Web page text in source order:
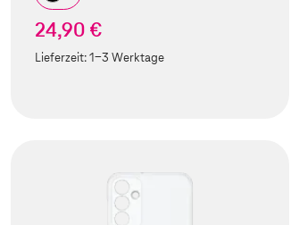
24,90 €
Lieferzeit:1-3 Werktage